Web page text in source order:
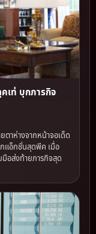
เท่ บุกภารกิจ
ตาห่างจากหน้าจอเด็ด
กแอ็กชั่นสุดพีค เมื่อ
มือส่งท้ายภารกิจสุด